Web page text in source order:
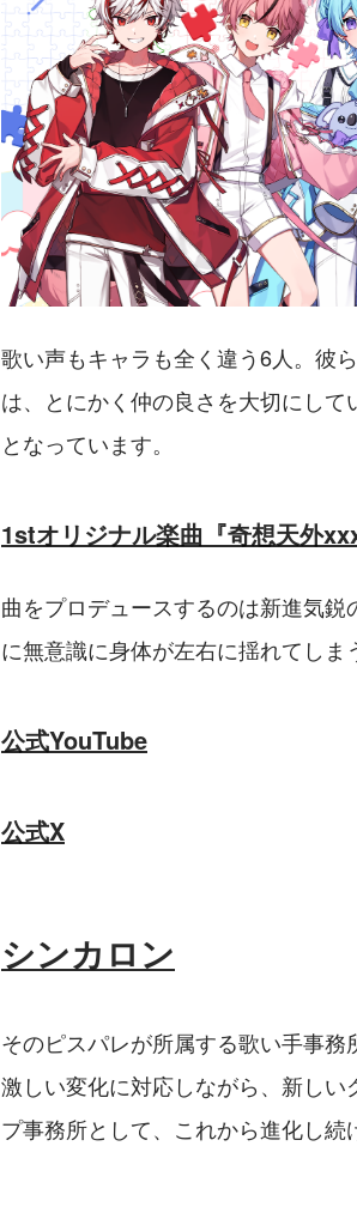
歌い声もキャラも全く違う6人。彼
は、とにかく仲の良さを大切にし
となっています。
1stオリジナル楽曲『奇想天外
曲をプロデュースするのは新進気
に無意識に身体が左右に揺れてしま
公式YouTube
公式X
シンカロン
そのピスパレが所属する歌い手事
激しい変化に対応しながら、新し
プ事務所として、これから進化し続